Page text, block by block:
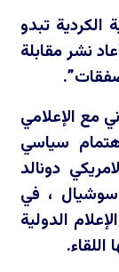
الكردية تبدو
نشر مقابلة
مع الإعلامي
سياسي
دونالد
، في
الدولية